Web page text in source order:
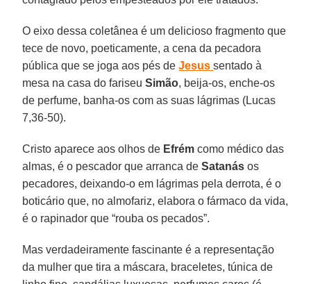
O eixo dessa coletânea é um delicioso fragmento que
tece de novo, poeticamente, a cena da pecadora
pública que se joga aos pés deJesus sentado à
mesa na casa do fariseuSimão, beija-os, enche-os
de perfume, banha-os com as suas lágrimas (Lucas
7,36-50).
Cristo aparece aos olhos de Efrém como médico das
almas, é o pescador que arranca deSatanás os
pecadores, deixando-o em lágrimas pela derrota, é o
boticário que, no almofariz, elabora o fármaco da vida,
é o rapinador que “rouba os pecados”.
Mas verdadeiramente fascinante é a representação
da mulher que tira a máscara, braceletes, túnica de